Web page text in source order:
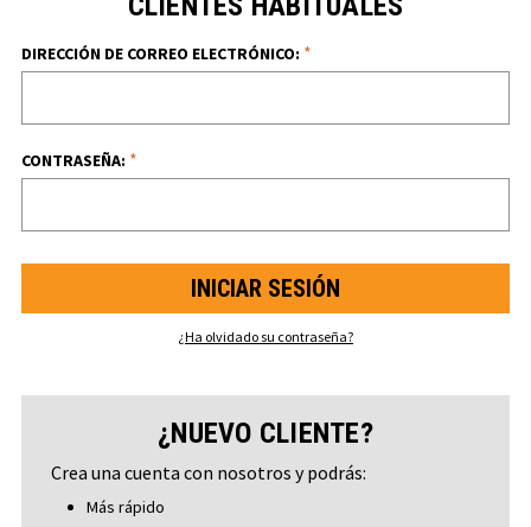
DIRECCIÓN DE CORREO ELECTRÓNICO: *
CONTRASEÑA: *
¿Ha olvidado su contraseña?
¿NUEVO CLIENTE?
Crea una cuenta con nosotros y podrás:
Más rápido